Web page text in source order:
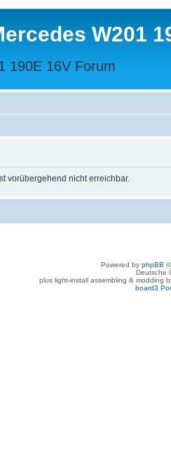
W201
190E 16V Forum
vorübergehend nicht erreichbar.
Powered by phpBB
Deutsche
plus light-install assembling & modding
board3